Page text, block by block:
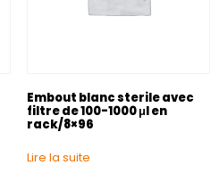
Embout blanc sterile avec
filtre de 100-1000 μl en
rack/8×96
Lire la suite